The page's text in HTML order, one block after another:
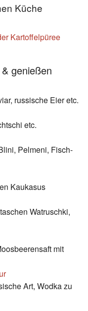
Küche
Kartoffelpüree
genießen
russische Eier etc.
etc.
Pelmeni, Fisch-
Kaukasus
Watruschki,
mit
Art, Wodka zu